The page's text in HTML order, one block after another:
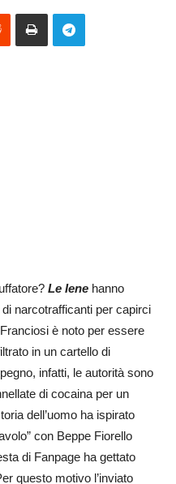
Le Iene hanno
di narcotrafficanti per capirci
è noto per essere
in un cartello di
infatti, le autorità sono
di cocaina per un
dell’uomo ha ispirato
con Beppe Fiorello
di Fanpage ha gettato
questo motivo l’inviato